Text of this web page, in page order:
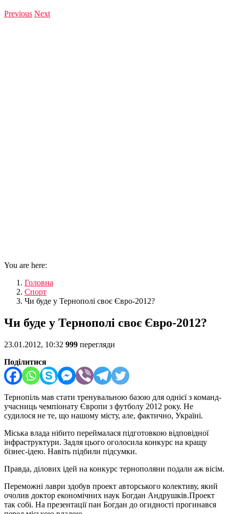
Previous Next
You are here:
Головна
Спорт
Чи буде у Тернополі своє Євро-2012?
Чи буде у Тернополі своє Євро-2012?
23.01.2012, 10:32 999 перегляди
Поділитися
Тернопіль мав стати тренувальною базою для однієї з команд-
учасниць чемпіонату Європи з футболу 2012 року. Не
судилося не те, що нашому місту, але, фактично, Україні.
Міська влада нібито переймалася підготовкою відповідної
інфраструктури. Задля цього оголосила конкурс на кращу
бізнес-ідею. Навіть підбили підсумки.
Правда, ділових ідей на конкурс тернополяни подали аж вісім.
Переможні лаври здобув проект авторського колективу, який
очолив доктор економічних наук Богдан Андрушків.Проект
так собі. На презентації пан Богдан до огидності прогинався